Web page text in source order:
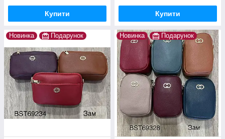
Купити Купити
Новинка Подарунок Новинка Подарунок